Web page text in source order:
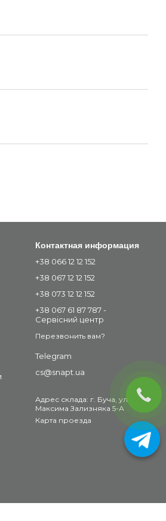
Контактная информация
+38 066 12 12 152
+38 067 12 12 152
+38 073 12 12 152
+38 067 61 87 787 -
Сервісний центр
Перезвонить вам?
Telegram
cs@snapt.ua
Адрес склада: г. Буча, ул.
Максима Зализняка 5-А
Карта проезда